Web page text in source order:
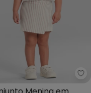
Infantil